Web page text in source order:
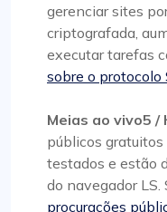
gerenciar sites
criptografada,
executar tarefas
sobre o protocolo
Meias ao vivo5 /
públicos
testados e estão
do navegador LS.
procurações